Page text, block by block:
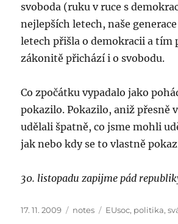
svoboda (ruku v ruce s
nejlepších letech, naše
letech přišla o demokracii a tím
zákonitě přichází i o svobodu.
Co zpočátku vypadalo jako
pokazilo. Pokazilo, aniž přesně
udělali špatně, co jsme mohli
jak nebo kdy se to vlastně
30. listopadu zapijme pád
Posted
17. 11. 2009 Categories
notes Tags
EUsoc, politika,